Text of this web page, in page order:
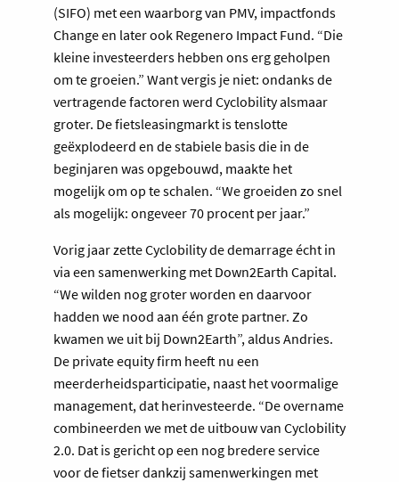
(SIFO) met een waarborg van PMV, impactfonds
Change en later ook Regenero Impact Fund. “Die
kleine investeerders hebben ons erg geholpen
om te groeien.” Want vergis je niet: ondanks de
vertragende factoren werd Cyclobility alsmaar
groter. De fietsleasingmarkt is tenslotte
geëxplodeerd en de stabiele basis die in de
beginjaren was opgebouwd, maakte het
mogelijk om op te schalen. “We groeiden zo snel
als mogelijk: ongeveer 70 procent per jaar.”
Vorig jaar zette Cyclobility de demarrage écht in
via een samenwerking met Down2Earth Capital.
“We wilden nog groter worden en daarvoor
hadden we nood aan één grote partner. Zo
kwamen we uit bij Down2Earth”, aldus Andries.
De private equity firm heeft nu een
meerderheidsparticipatie, naast het voormalige
management, dat herinvesteerde. “De overname
combineerden we met de uitbouw van Cyclobility
2.0. Dat is gericht op een nog bredere service
voor de fietser dankzij samenwerkingen met